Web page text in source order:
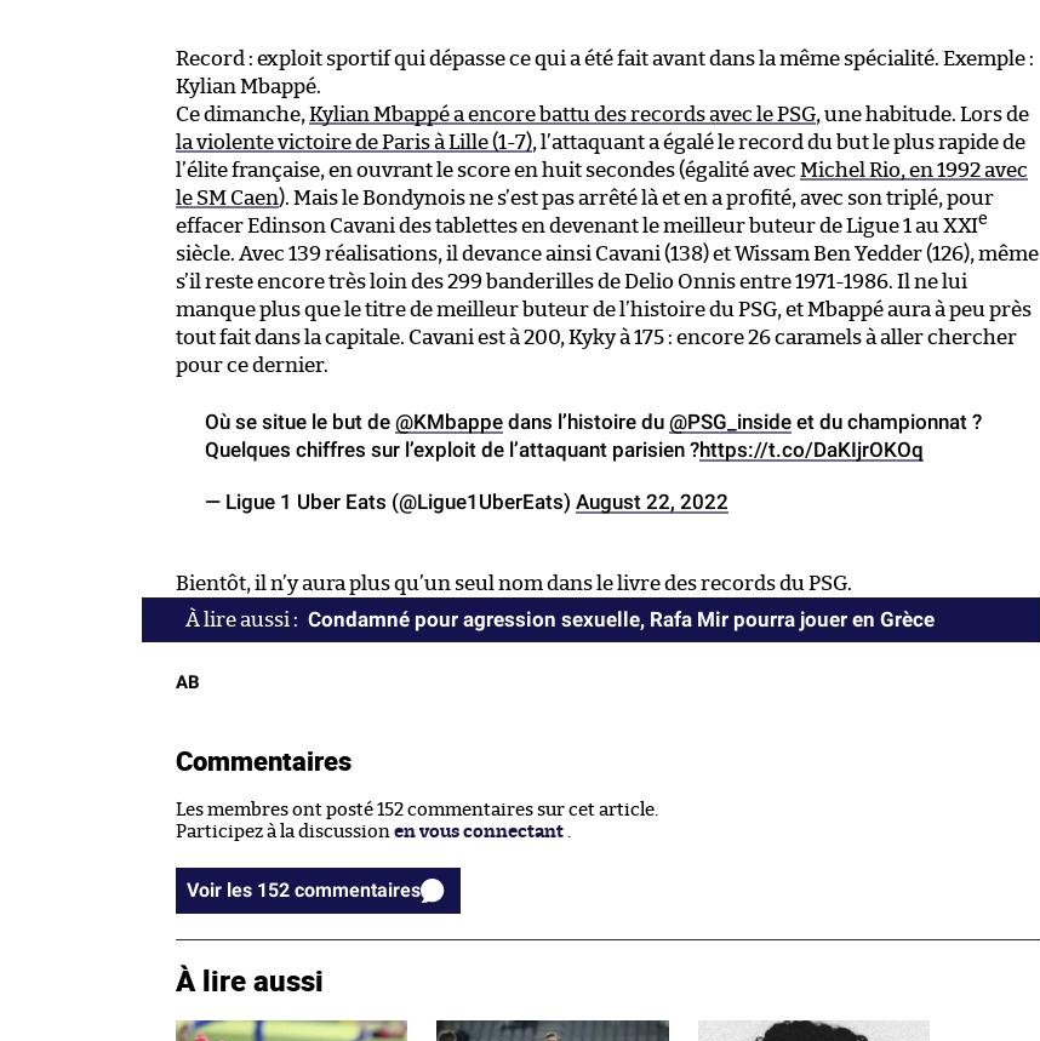
Record : exploit sportif qui dépasse ce qui a été fait avant dans la même spécialité. Exemple :
Kylian Mbappé.
Ce dimanche, Kylian Mbappé a encore battu des records avec le PSG, une habitude. Lors de
la violente victoire de Paris à Lille (1-7), l’attaquant a égalé le record du but le plus rapide de
l’élite française, en ouvrant le score en huit secondes (égalité avec Michel Rio, en 1992 avec
le SM Caen). Mais le Bondynois ne s’est pas arrêté là et en a profité, avec son triplé, pour
effacer Edinson Cavani des tablettes en devenant le meilleur buteur de Ligue 1 au XXIe
siècle. Avec 139 réalisations, il devance ainsi Cavani (138) et Wissam Ben Yedder (126), même
s’il reste encore très loin des 299 banderilles de Delio Onnis entre 1971-1986. Il ne lui
manque plus que le titre de meilleur buteur de l’histoire du PSG, et Mbappé aura à peu près
tout fait dans la capitale. Cavani est à 200, Kyky à 175 : encore 26 caramels à aller chercher
pour ce dernier.
Où se situe le but de @KMbappe dans l’histoire du @PSG_inside et du championnat ?
Quelques chiffres sur l’exploit de l’attaquant parisien ?https://t.co/DaKIjrOKOq
— Ligue 1 Uber Eats (@Ligue1UberEats) August 22, 2022
Bientôt, il n’y aura plus qu’un seul nom dans le livre des records du PSG.
Condamné pour agression sexuelle, Rafa Mir pourra jouer en Grèce
AB
Commentaires
Les membres ont posté 152 commentaires sur cet article.
Participez à la discussion en vous connectant .
Voir les 152 commentaires
À lire aussi